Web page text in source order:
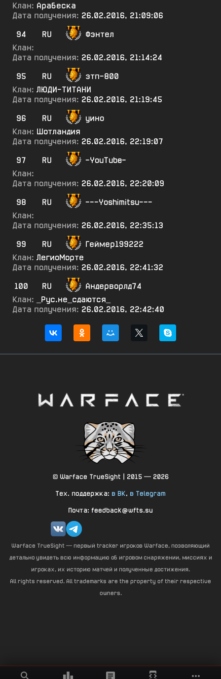
Клан: Арабеска
Дата получения: 26.02.2016, 21:09:06
94
RU
Фэнтел
Клан:
Дата получения: 26.02.2016, 21:14:24
95
RU
зтп-800
Клан: ЛЮДИ-ТИТАНИ
Дата получения: 26.02.2016, 21:19:45
96
RU
уино
Клан: Шотландия
Дата получения: 26.02.2016, 22:19:07
97
RU
-YouTube-
Клан:
Дата получения: 26.02.2016, 22:20:09
98
RU
---Yoshimitsu---
Клан:
Дата получения: 26.02.2016, 22:35:13
99
RU
Геймер199222
Клан: ЛегиоМорте
Дата получения: 26.02.2016, 22:41:32
100
RU
Андерворлд74
Клан:
_Рус.не_сдаются_
Дата получения: 26.02.2016, 22:42:40
© Warface TrueSight | 2015 — 2026
Тех. поддержка: в ВК, в Telegram
Почта: feedback@wfts.su
Warface TrueSight — первый tracker игроков Warface, позволяющий
детально увидеть всю информацию об игровом снаряжении, миссиях и
игроках, их историю матчей и полученные достижения.
All rights reserved. All trademarks are the property of their respective
owners.